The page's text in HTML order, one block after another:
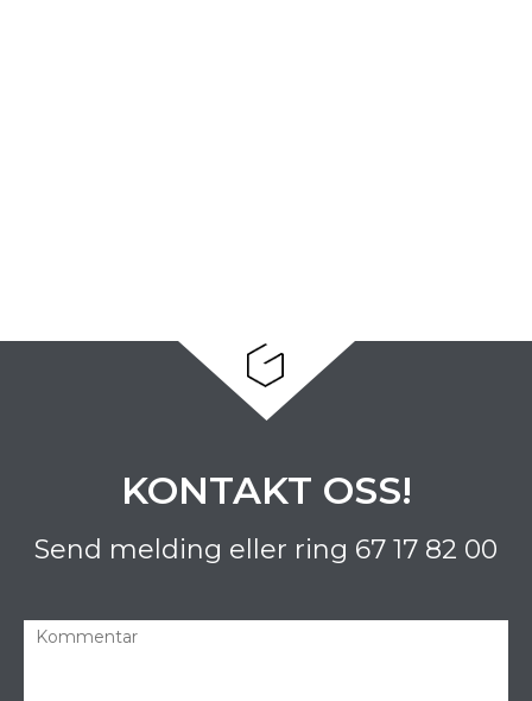
KONTAKT OSS!
Send melding eller ring 67 17 82 00